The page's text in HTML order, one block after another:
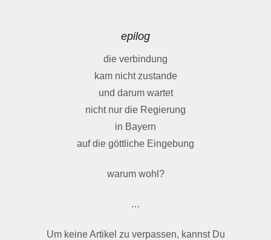
epilog
die verbindung
kam nicht zustande
und darum wartet
nicht nur die Regierung
in Bayern
auf die göttliche Eingebung
warum wohl?
…
Um keine Artikel zu verpassen, kannst Du